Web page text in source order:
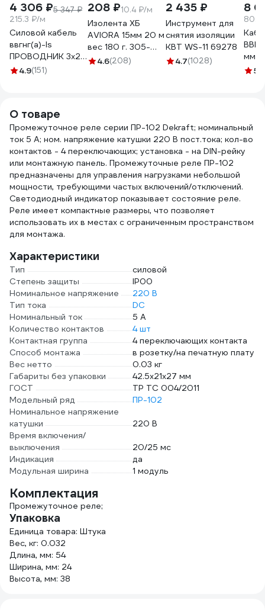
4 306 ₽5 347 ₽
215.3 ₽/м
Силовой кабель
ввгнг(a)-ls
ПРОВОДНИК 3x2.5
мм2, 20м
4.9(151)
208 ₽10.4 ₽/м
Изолента ХБ
AVIORA 15мм 20 м
вес 180 г. 305-
0654.6(208)
2 435 ₽
Инструмент для
снятия изоляции
КВТ WS-11 69278
4.7(1028)
8
ВВГ-
мм2,
5
О товаре
Промежуточное реле серии ПР-102 Dekraft; номинальный
ток 5 А; ном. напряжение катушки 220 В пост.тока; кол-во
контактов - 4 переключающих; установка - на DIN-рейку
или монтажную панель. Промежуточные реле ПР-102
предназначены для управления нагрузками небольшой
мощности, требующими частых включений/отключений.
Светодиодный индикатор показывает состояние реле.
Реле имеет компактные размеры, что позволяет
использовать их в местах с ограниченным пространством
для монтажа.
Характеристики
Тип
силовой
Степень защиты
IP00
Номинальное напряжение
220 В
Тип тока
DC
Номинальный ток
5 А
Количество контактов
4 шт
Контактная группа
4 переключающих контакта
Способ монтажа
в розетку/на печатную плату
Вес нетто
0.03 кг
Габариты без упаковки
42.5х21х27 мм
ГОСТ
ТР ТС 004/2011
Модельный ряд
ПР-102
Номинальное напряжение
катушки
220 В
Время включения/
выключения
20/25 мс
Индикация
да
Модульная ширина
1 модуль
Комплектация
Промежуточное реле;
Упаковка
Единица товара: Штука
Вес, кг: 0.032
Длина, мм: 54
Ширина, мм: 24
Высота, мм: 38